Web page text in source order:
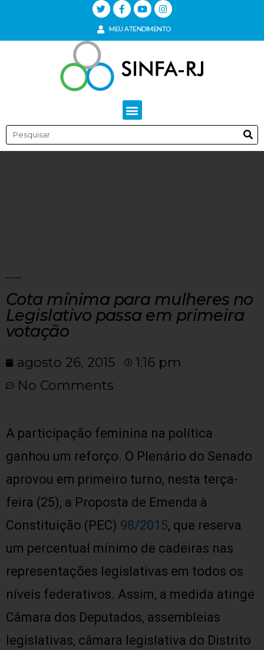
MEU ATENDIMENTO
Cota mínima para mulheres no
Legislativo passa em primeira
votação
agosto 26, 2015
1:16 pm
No Comments
A participação feminina na política
ganhou um reforço. O Plenário do Senado
aprovou em primeiro turno, nesta terça-
feira (25), a Proposta de Emenda à
Constituição (PEC) 98/2015, que reserva
um percentual mínimo de cadeiras nas
representações legislativas em todos os
níveis federativos. Assim, a medida atinge
Câmara dos Deputados, assembleias
legislativas, câmara legislativa do Distrito